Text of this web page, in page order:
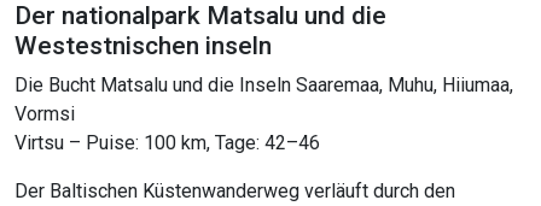
Der nationalpark Matsalu und die
Westestnischen inseln
Die Bucht Matsalu und die Inseln Saaremaa, Muhu, Hiiumaa,
Vormsi
Virtsu – Puise: 100 km, Tage: 42–46
Der Baltischen Küstenwanderweg verläuft durch den